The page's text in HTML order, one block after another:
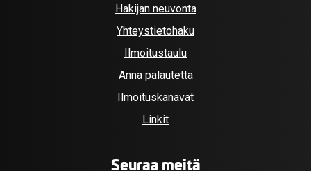
Hakijan neuvonta
Yhteystietohaku
Ilmoitustaulu
Anna palautetta
Ilmoituskanavat
Linkit
Seuraa meitä